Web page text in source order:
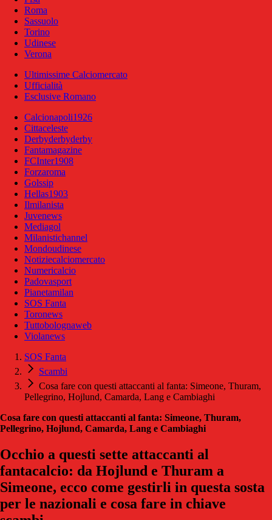
Roma
Sassuolo
Torino
Udinese
Verona
Ultimissime Calciomercato
Ufficialità
Esclusive Romano
Calcionapoli1926
Cittaceleste
Derbyderbyderby
Fantamagazine
FCInter1908
Forzaroma
Golssip
Hellas1903
Ilmilanista
Juvenews
Mediagol
Milanistichannel
Mondoudinese
Notiziecalciomercato
Numericalcio
Padovasport
Pianetamilan
SOS Fanta
Toronews
Tuttobolognaweb
Violanews
SOS Fanta
Scambi
Cosa fare con questi attaccanti al fanta: Simeone, Thuram,
Pellegrino, Hojlund, Camarda, Lang e Cambiaghi
Cosa fare con questi attaccanti al fanta: Simeone, Thuram,
Pellegrino, Hojlund, Camarda, Lang e Cambiaghi
Occhio a questi sette attaccanti al
fantacalcio: da Hojlund e Thuram a
Simeone, ecco come gestirli in questa sosta
per le nazionali e cosa fare in chiave